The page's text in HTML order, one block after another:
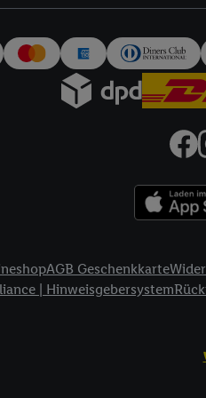
AGB Geschenkkarte
| Hinweisgebersystem
auch überdas
widerrufen. Weitere
auf „Ablehnen“ können Sie nur
stimmen Sie allen Verarbeitungen
Wirkung für die Zukunft zu
Unter „Anpassen“ können Sie
der Sicherheit, Verhinderung und
Endgeräte,
von Werbekampagnen
Informationen auf einem Endgerät.